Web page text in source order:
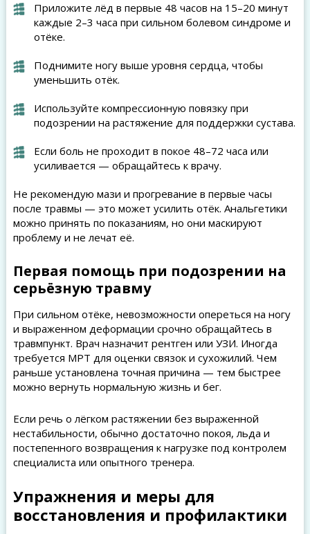
Приложите лёд в первые 48 часов на 15–20 минут
каждые 2–3 часа при сильном болевом синдроме и
отёке.
Поднимите ногу выше уровня сердца, чтобы
уменьшить отёк.
Используйте компрессионную повязку при
подозрении на растяжение для поддержки сустава.
Если боль не проходит в покое 48–72 часа или
усиливается — обращайтесь к врачу.
Не рекомендую мази и прогревание в первые часы
после травмы — это может усилить отёк. Анальгетики
можно принять по показаниям, но они маскируют
проблему и не лечат её.
Первая помощь при подозрении на
серьёзную травму
При сильном отёке, невозможности опереться на ногу
и выраженном деформации срочно обращайтесь в
травмпункт. Врач назначит рентген или УЗИ. Иногда
требуется МРТ для оценки связок и сухожилий. Чем
раньше установлена точная причина — тем быстрее
можно вернуть нормальную жизнь и бег.
Если речь о лёгком растяжении без выраженной
нестабильности, обычно достаточно покоя, льда и
постепенного возвращения к нагрузке под контролем
специалиста или опытного тренера.
Упражнения и меры для
восстановления и профилактики